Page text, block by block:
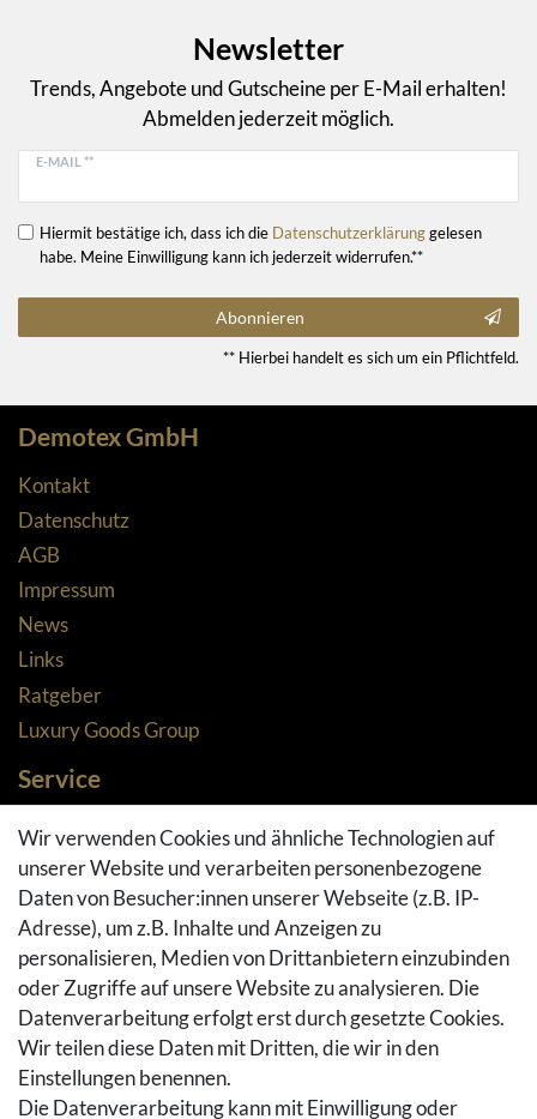
Newsletter
Trends, Angebote und Gutscheine per E-Mail erhalten!
Abmelden jederzeit möglich.
E-MAIL **
Hiermit bestätige ich, dass ich die Daten­schutz­erklärunggelesen
habe. Meine Einwilligung kann ich jederzeit widerrufen.**
Abonnieren
** Hierbei handelt es sich um ein Pflichtfeld.
Demotex GmbH
Kontakt
Datenschutz
AGB
Impressum
News
Links
Ratgeber
Luxury Goods Group
Service
Zahlungsarten
Versandarten & -kosten
Widerrufsrecht
Rückgaberecht
Vertrag widerrufen
Warenkorb
Hilfe
Social Media
Wir verwenden Cookies und ähnliche Technologien auf
unserer Website und verarbeiten personenbezogene
Daten von Besucher:innen unserer Webseite (z.B. IP-
Adresse), um z.B. Inhalte und Anzeigen zu
personalisieren, Medien von Drittanbietern einzubinden
oder Zugriffe auf unsere Website zu analysieren. Die
Datenverarbeitung erfolgt erst durch gesetzte Cookies.
Wir teilen diese Daten mit Dritten, die wir in den
Einstellungen benennen.
Die Datenverarbeitung kann mit Einwilligung oder